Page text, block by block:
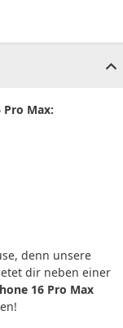
Max:
denn unsere
dir neben einer
16 Pro Max